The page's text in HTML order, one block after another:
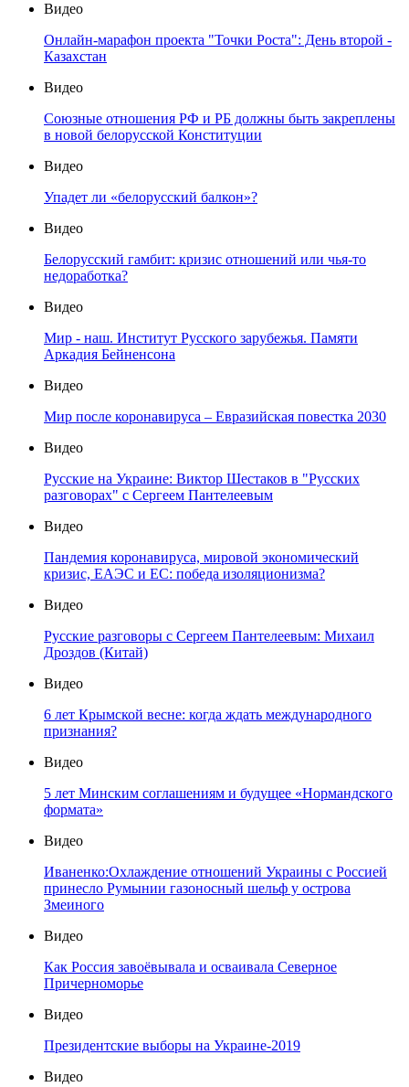
Видео
Онлайн-марафон проекта "Точки Роста": День второй -
Казахстан
Видео
Союзные отношения РФ и РБ должны быть закреплены
в новой белорусской Конституции
Видео
Упадет ли «белорусский балкон»?
Видео
Белорусский гамбит: кризис отношений или чья-то
недоработка?
Видео
Мир - наш. Институт Русского зарубежья. Памяти
Аркадия Бейненсона
Видео
Мир после коронавируса – Евразийская повестка 2030
Видео
Русские на Украине: Виктор Шестаков в "Русских
разговорах" с Сергеем Пантелеевым
Видео
Пандемия коронавируса, мировой экономический
кризис, ЕАЭС и ЕС: победа изоляционизма?
Видео
Русские разговоры с Сергеем Пантелеевым: Михаил
Дроздов (Китай)
Видео
6 лет Крымской весне: когда ждать международного
признания?
Видео
5 лет Минским соглашениям и будущее «Нормандского
формата»
Видео
Иваненко:Охлаждение отношений Украины с Россией
принесло Румынии газоносный шельф у острова
Змеиного
Видео
Как Россия завоёвывала и осваивала Северное
Причерноморье
Видео
Президентские выборы на Украине-2019
Видео